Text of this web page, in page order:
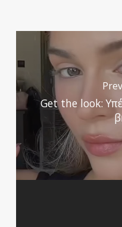
Get the look: